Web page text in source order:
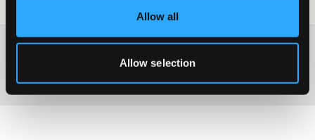
Allow all
Allow selection
Washing advice
Materiaal